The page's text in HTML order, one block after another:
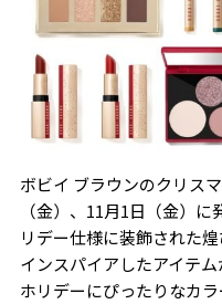
ボビイ ブラウンのクリス
（金）、11月1日（金）
リデー仕様に装飾された
インスパイアしたアイテ
ホリデーにぴったりなカ